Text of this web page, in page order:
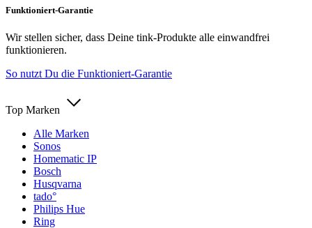
Funktioniert-Garantie
Wir stellen sicher, dass Deine tink-Produkte alle einwandfrei
funktionieren.
So nutzt Du die Funktioniert-Garantie
Top Marken
Alle Marken
Sonos
Homematic IP
Bosch
Husqvarna
tado°
Philips Hue
Ring